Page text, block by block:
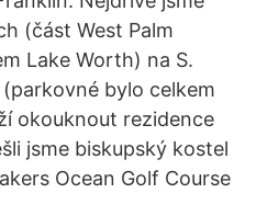
(část West Palm
Lake Worth) na S.
bylo celkem
okouknout rezidence
jsme biskupský kostel
Ocean Golf Course